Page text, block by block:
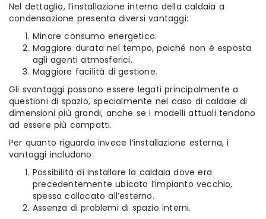
Nel dettaglio, l’installazione interna della caldaia a
condensazione presenta diversi vantaggi:
Minore consumo energetico.
Maggiore durata nel tempo, poiché non è esposta
agli agenti atmosferici.
Maggiore facilità di gestione.
Gli svantaggi possono essere legati principalmente a
questioni di spazio, specialmente nel caso di caldaie di
dimensioni più grandi, anche se i modelli attuali tendono
ad essere più compatti.
Per quanto riguarda invece l’installazione esterna, i
vantaggi includono:
Possibilità di installare la caldaia dove era
precedentemente ubicato l’impianto vecchio,
spesso collocato all’esterno.
Assenza di problemi di spazio interni.